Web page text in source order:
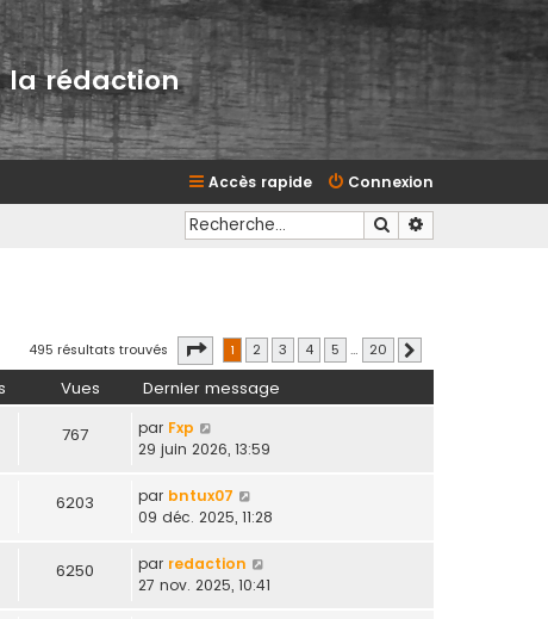
la rédaction
Connexion
Accès rapide
Rechercher
495 résultats trouvés Page sur 20
1 2 3 4 5 … 20
Vues Dernier message
767 par Fxp
29 juin 2026, 13:59
6203 par bntux07
09 déc. 2025, 11:28
6250 par redaction
27 nov. 2025, 10:41